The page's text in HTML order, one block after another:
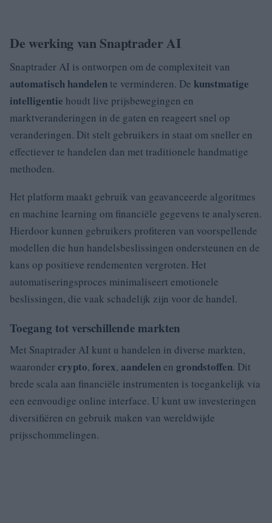
De werking van Snaptrader AI
Snaptrader AI is ontworpen om de complexiteit van
automatisch handelen te verminderen. De kunstmatige
intelligentie houdt live prijsbewegingen en
marktveranderingen in de gaten en reageert snel op
veranderingen. Dit stelt gebruikers in staat om sneller en
effectiever te handelen dan met traditionele handmatige
methoden.
Het platform maakt gebruik van geavanceerde algoritmes
en machine learning om financiële gegevens te analyseren.
Hierdoor kunnen gebruikers profiteren van voorspellende
modellen die hun handelsbeslissingen ondersteunen en de
kans op positieve rendementen vergroten. Het
automatiseringsproces minimaliseert emotionele
beslissingen, die vaak schadelijk zijn voor de handel.
Toegang tot verschillende markten
Met Snaptrader AI kunt u handelen in diverse markten,
waarondercrypto, forex, aandelenen grondstoffen. Dit
brede scala aan financiële instrumenten is toegankelijk via
een eenvoudige online interface. U kunt uw investeringen
diversifiëren en gebruik maken van wereldwijde
prijsschommelingen.